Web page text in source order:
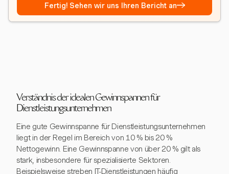
Fertig! Sehen wir uns Ihren Bericht an→
Verständnis der idealen Gewinnspannen für
Dienstleistungsunternehmen
Eine gute Gewinnspanne für Dienstleistungsunternehmen
liegt in der Regel im Bereich von 10 % bis 20 %
Nettogewinn. Eine Gewinnspanne von über 20 % gilt als
stark, insbesondere für spezialisierte Sektoren.
Beispielsweise streben IT-Dienstleistungen häufig